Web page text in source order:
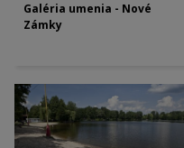
Galéria umenia - Nové
Zámky